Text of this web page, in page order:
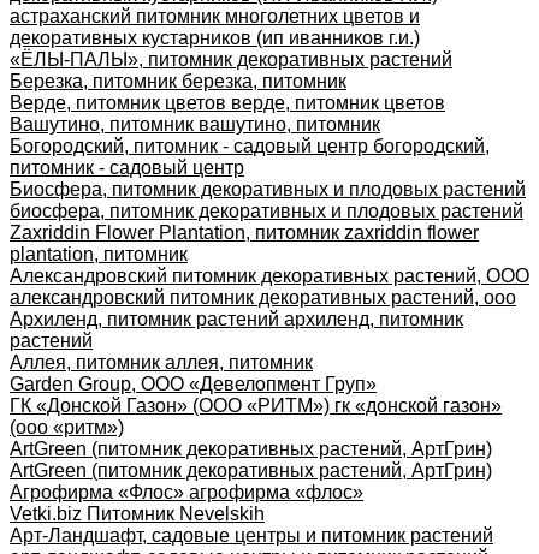
астраханский питомник многолетних цветов и
декоративных кустарников (ип иванников г.и.)
«ЁЛЫ-ПАЛЫ», питомник декоративных растений
Березка, питомник березка, питомник
Верде, питомник цветов верде, питомник цветов
Вашутино, питомник вашутино, питомник
Богородский, питомник - садовый центр богородский,
питомник - садовый центр
Биосфера, питомник декоративных и плодовых растений
биосфера, питомник декоративных и плодовых растений
Zaxriddin Flower Plantation, питомник zaxriddin flower
plantation, питомник
Александровский питомник декоративных растений, ООО
александровский питомник декоративных растений, ооо
Архиленд, питомник растений архиленд, питомник
растений
Аллея, питомник аллея, питомник
Garden Group, ООО «Девелопмент Груп»
ГК «Донской Газон» (ООО «РИТМ») гк «донской газон»
(ооо «ритм»)
ArtGreen (питомник декоративных растений, АртГрин)
ArtGreen (питомник декоративных растений, АртГрин)
Агрофирма «Флос» агрофирма «флос»
Vetki.biz Питомник Nevelskih
Арт-Ландшафт, садовые центры и питомник растений